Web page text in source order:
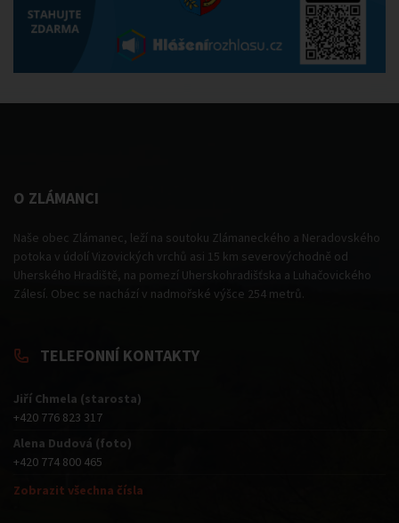
O ZLÁMANCI
Naše obec Zlámanec, leží na soutoku Zlámaneckého a Neradovského
potoka v údolí Vizovických vrchů asi 15 km severovýchodně od
Uherského Hradiště, na pomezí Uherskohradišťska a Luhačovického
Zálesí. Obec se nachází v nadmořské výšce 254 metrů.
TELEFONNÍ KONTAKTY
Jiří Chmela (starosta)
+420 776 823 317
Alena Dudová (foto)
+420 774 800 465
Zobrazit všechna čísla